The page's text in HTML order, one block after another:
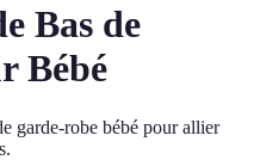
Bas de
Bébé
garde-robe bébé pour allier